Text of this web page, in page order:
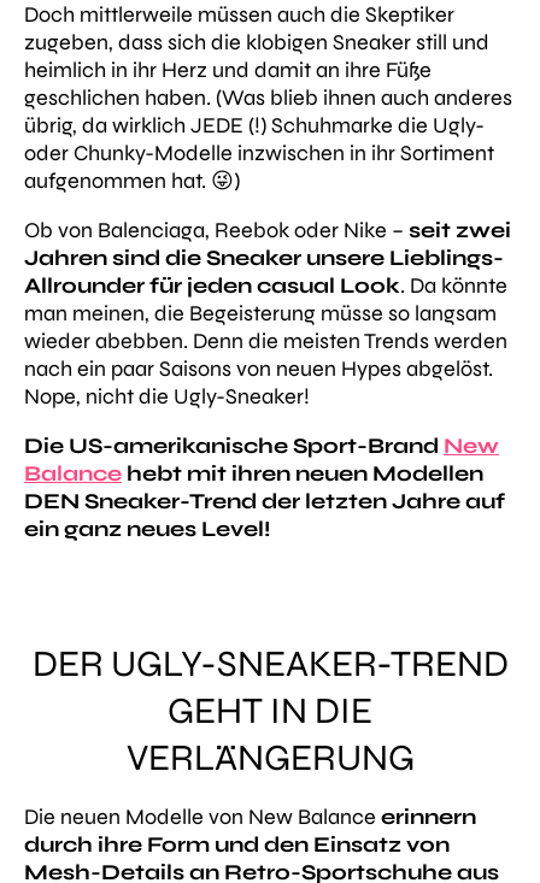
Doch mittlerweile müssen auch die Skeptiker
zugeben, dass sich die klobigen Sneaker still und
heimlich in ihr Herz und damit an ihre Füße
geschlichen haben. (Was blieb ihnen auch anderes
übrig, da wirklich JEDE (!) Schuhmarke die Ugly-
oder Chunky-Modelle inzwischen in ihr Sortiment
aufgenommen hat. 😜)
Ob von Balenciaga, Reebok oder Nike – seit zwei
Jahren sind die Sneaker unsere Lieblings-
Allrounder für jeden casual Look. Da könnte
man meinen, die Begeisterung müsse so langsam
wieder abebben. Denn die meisten Trends werden
nach ein paar Saisons von neuen Hypes abgelöst.
Nope, nicht die Ugly-Sneaker!
Die US-amerikanische Sport-Brand New
Balance hebt mit ihren neuen Modellen
DEN Sneaker-Trend der letzten Jahre auf
ein ganz neues Level!
DER UGLY-SNEAKER-TREND
GEHT IN DIE
VERLÄNGERUNG
Die neuen Modelle von New Balance erinnern
durch ihre Form und den Einsatz von
Mesh-Details an Retro-Sportschuhe aus